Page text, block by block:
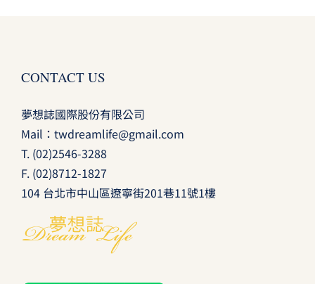
CONTACT US
夢想誌國際股份有限公司
Mail： twdreamlife@gmail.com
T. (02)2546-3288
F. (02)8712-1827
104 台北市中山區遼寧街201巷11號1樓